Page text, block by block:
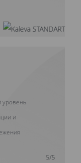
уровень
и
5/5